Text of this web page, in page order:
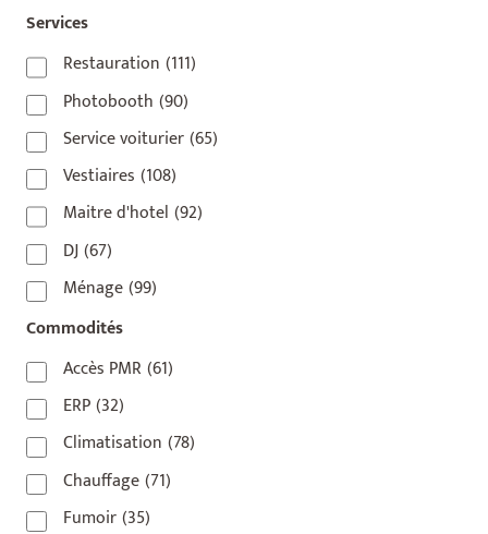
75014
75015 (3)
75016(14)
75017(2)
75018(7)
75019(4)
75020
92110(1)
92800(1)
93
(1)
93 420(1)
93100(1)
93200
93500 (1)
Services
Restauration (111)
Photobooth (90)
Service voiturier(65)
Vestiaires (108)
Maitre d'hotel (92)
DJ(67)
Ménage(99)
Commodités
Accès PMR (61)
ERP(32)
Climatisation (78)
Chauffage(71)
Fumoir(35)